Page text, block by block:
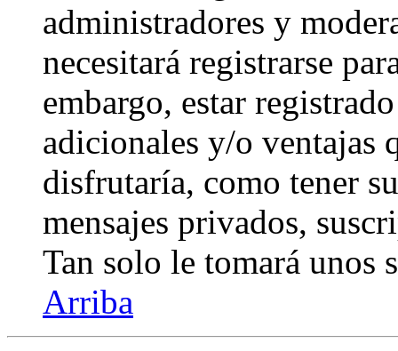
administradores y
necesitará registrarse
embargo, estar
adicionales y/o ventajas
disfrutaría, como tener
mensajes privados,
Tan solo le tomará unos
Arriba